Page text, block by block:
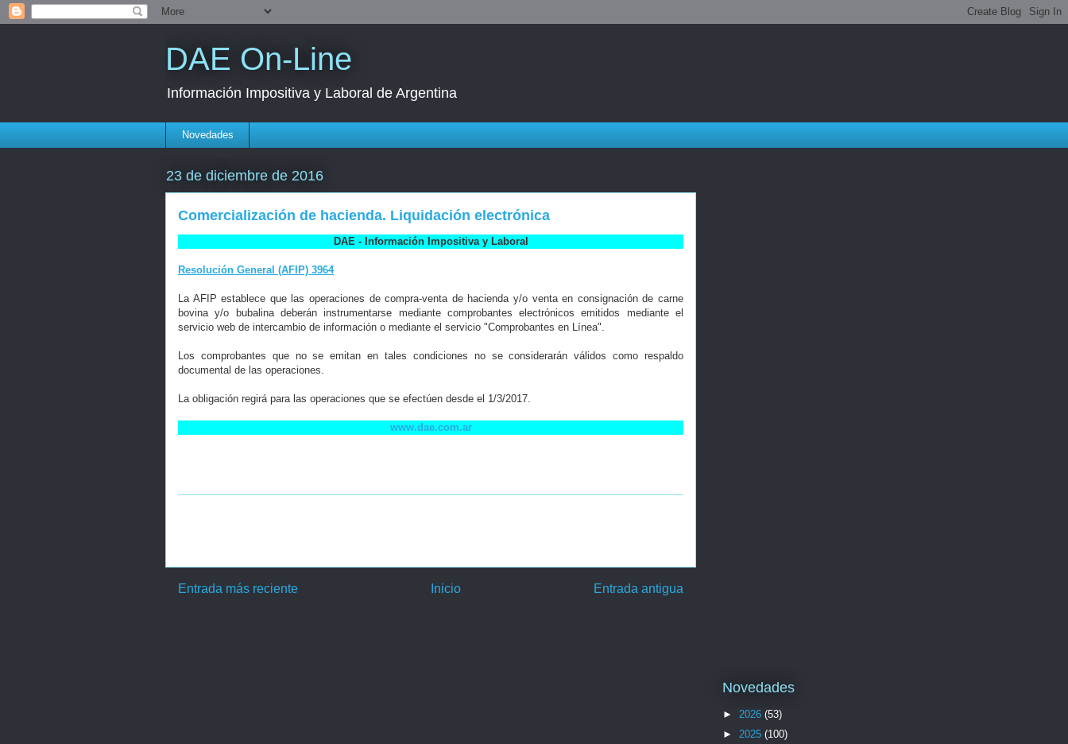
DAE On-Line
Información Impositiva y Laboral de Argentina
Novedades
23 de diciembre de 2016
Comercialización de hacienda. Liquidación electrónica
DAE - Información Impositiva y Laboral
Resolución General (AFIP) 3964
La AFIP establece que las operaciones de compra-venta de hacienda y/o venta en consignación de carne
bovina y/o bubalina deberán instrumentarse mediante comprobantes electrónicos emitidos mediante el
servicio web de intercambio de información o mediante el servicio "Comprobantes en Línea".
Los comprobantes que no se emitan en tales condiciones no se considerarán válidos como respaldo
documental de las operaciones.
La obligación regirá para las operaciones que se efectúen desde el 1/3/2017.
www.dae.com.ar
Entrada más reciente Entrada antigua
Inicio
Novedades
► 2026 (53)
► 2025 (100)